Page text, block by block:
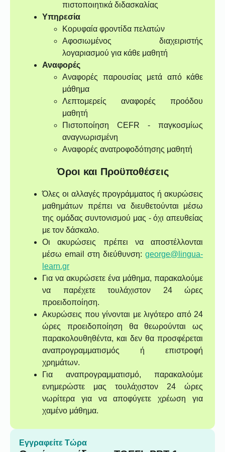
πιστοποιητικά διδασκαλίας
Υπηρεσία
Κορυφαία φροντίδα πελατών
Αφοσιωμένος διαχειριστής
λογαριασμού για κάθε μαθητή
Αναφορές
Αναφορές παρουσίας μετά από κάθε
μάθημα
Λεπτομερείς αναφορές προόδου
μαθητή
Πιστοποίηση CEFR - παγκοσμίως
αναγνωρισμένη
Αναφορές ανατροφοδότησης μαθητή
Όροι και Προϋποθέσεις
Όλες οι αλλαγές προγράμματος ή ακυρώσεις
μαθημάτων πρέπει να διευθετούνται μέσω
της ομάδας συντονισμού μας - όχι απευθείας
με τον δάσκαλο.
Οι ακυρώσεις πρέπει να αποστέλλονται
μέσω email στη διεύθυνση: george@lingua-
learn.gr
Για να ακυρώσετε ένα μάθημα, παρακαλούμε
να παρέχετε τουλάχιστον 24 ώρες
προειδοποίηση.
Ακυρώσεις που γίνονται με λιγότερο από 24
ώρες προειδοποίηση θα θεωρούνται ως
παρακολουθηθέντα, και δεν θα προσφέρεται
αναπρογραμματισμός ή επιστροφή
χρημάτων.
Για αναπρογραμματισμό, παρακαλούμε
ενημερώστε μας τουλάχιστον 24 ώρες
νωρίτερα για να αποφύγετε χρέωση για
χαμένο μάθημα.
Εγγραφείτε Τώρα